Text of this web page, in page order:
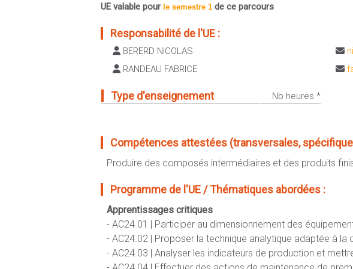
UE valable pour le semestre 1 de ce parcours
Responsabilité de l'UE :
BERERD NICOLAS
RANDEAU FABRICE
Type d'enseignement Nb heures *
Compétences attestées (transversales,
Produire des composés intermédiaires et des produits
Programme de l'UE / Thématiques abordées :
Apprentissages critiques
- AC24.01 | Participer au dimensionnement des
- AC24.02 | Proposer la technique analytique adaptée à
- AC24.03 | Analyser les indicateurs de production et